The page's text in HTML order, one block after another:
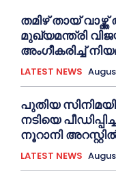
തമിഴ് തായ്
മുഖ്യമന്ത്രി
അംഗീകരിച്ച്‌
LATEST NEWS
പുതിയ
നടിയെ
നൂറാനി
LATEST NEWS